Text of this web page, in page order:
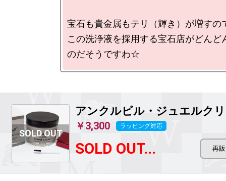
宝石も貴金属もテリ（輝き）が増すの
この洗浄液を採用する宝石店がどんど
アンクルビル・ジュエルク
￥3,300 ラッピング対応
SOLD OUT...